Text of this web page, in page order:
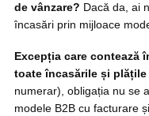
de vânzare? Dacă da, ai
încasări prin mijloace
Excepția care contează
toate încasările și
numerar), obligația nu se
modele B2B cu facturare